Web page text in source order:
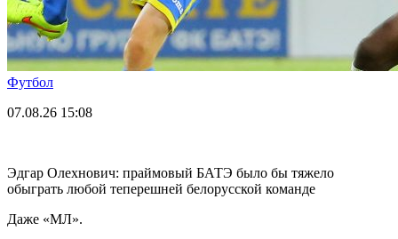
Футбол
07.08.26 15:08
Эдгар Олехнович: праймовый БАТЭ было бы тяжело
обыграть любой теперешней белорусской команде
Даже «МЛ».